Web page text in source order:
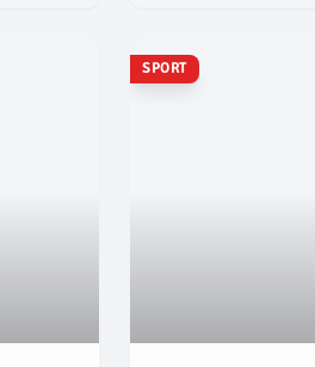
SPORT